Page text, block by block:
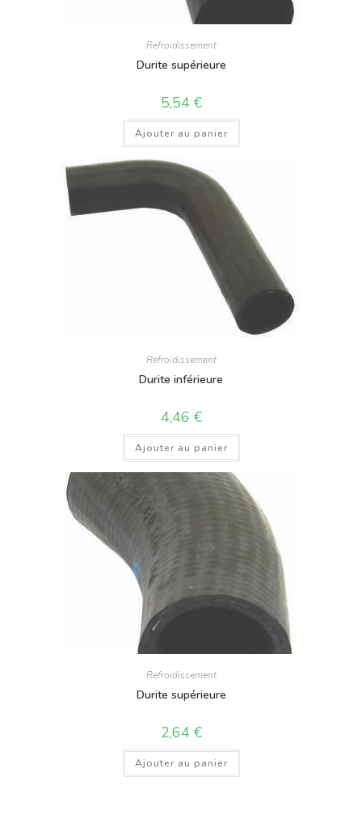
Refroidissement
Durite supérieure
5,54 €
Ajouter au panier
Refroidissement
Durite inférieure
4,46 €
Ajouter au panier
Refroidissement
Durite supérieure
2,64 €
Ajouter au panier